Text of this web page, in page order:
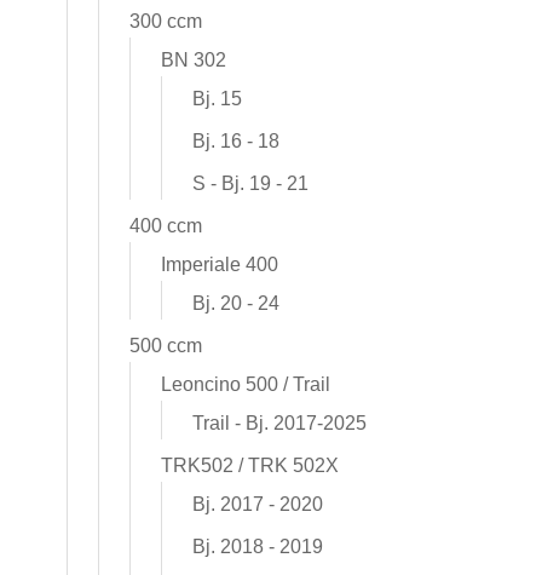
300 ccm
BN 302
Bj. 15
Bj. 16 - 18
S - Bj. 19 - 21
400 ccm
Imperiale 400
Bj. 20 - 24
500 ccm
Leoncino 500 / Trail
Trail - Bj. 2017-2025
TRK502 / TRK 502X
Bj. 2017 - 2020
Bj. 2018 - 2019